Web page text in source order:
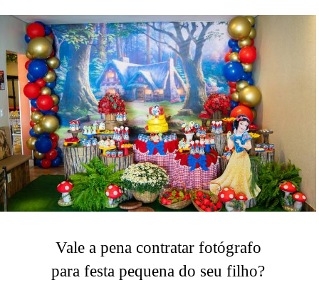
Vale a pena contratar fotógrafo
para festa pequena do seu filho?